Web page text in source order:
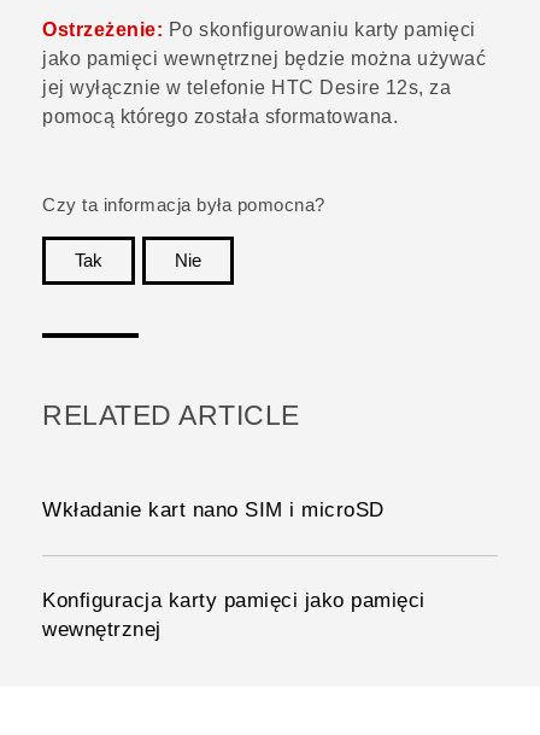
Ostrzeżenie: Po skonfigurowaniu karty pamięci
jako pamięci wewnętrznej będzie można używać
jej wyłącznie w telefonie HTC Desire 12s, za
pomocą którego została sformatowana.
Czy ta informacja była pomocna?
Tak
Nie
RELATED ARTICLE
Wkładanie kart nano SIM i microSD
Konfiguracja karty pamięci jako pamięci
wewnętrznej